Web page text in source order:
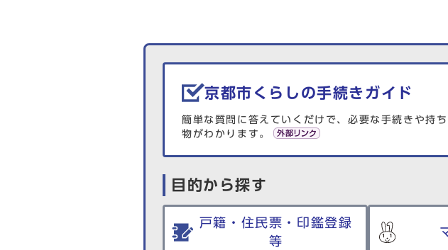
生活情報を探す
京都市くらしの手続きガイド
簡単な質問に答えていくだけで、必要な手続きや持ち
物がわかります。
目的から探す
戸籍・住民票・印鑑登録
等